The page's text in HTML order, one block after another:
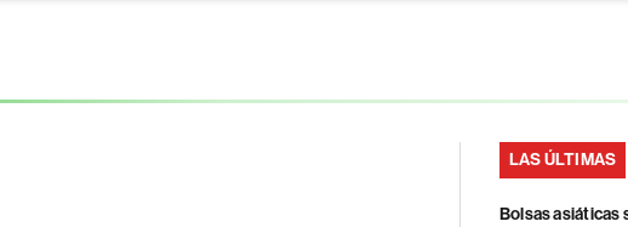
LAS ÚLTIMAS
Bolsas asiáticas